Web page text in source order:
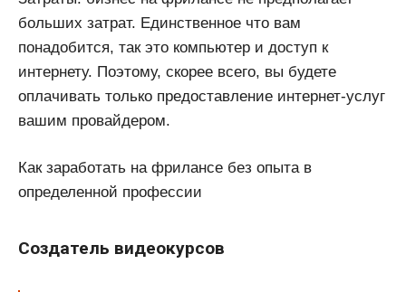
больших затрат. Единственное что вам
понадобится, так это компьютер и доступ к
интернету. Поэтому, скорее всего, вы будете
оплачивать только предоставление интернет-услуг
вашим провайдером.
Как заработать на фрилансе без опыта в
определенной профессии
Создатель видеокурсов